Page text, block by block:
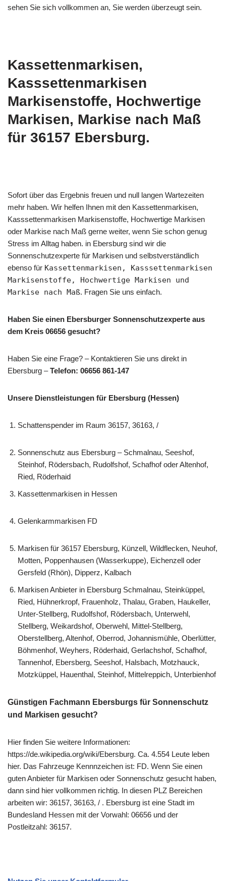
sehen Sie sich vollkommen an, Sie werden überzeugt sein.
Kassettenmarkisen,
Kasssettenmarkisen
Markisenstoffe, Hochwertige
Markisen, Markise nach Maß
für 36157 Ebersburg.
Sofort über das Ergebnis freuen und null langen Wartezeiten
mehr haben. Wir helfen Ihnen mit den Kassettenmarkisen,
Kasssettenmarkisen Markisenstoffe, Hochwertige Markisen
oder Markise nach Maß gerne weiter, wenn Sie schon genug
Stress im Alltag haben. in Ebersburg sind wir die
Sonnenschutzexperte für Markisen und selbstverständlich
ebenso für Kassettenmarkisen, Kasssettenmarkisen
Markisenstoffe, Hochwertige Markisen und
Markise nach Maß. Fragen Sie uns einfach.
Haben Sie einen Ebersburger Sonnenschutzexperte aus
dem Kreis 06656 gesucht?
Haben Sie eine Frage? – Kontaktieren Sie uns direkt in
Ebersburg –Telefon: 06656 861-147
Unsere Dienstleistungen für Ebersburg (Hessen)
Schattenspender im Raum 36157, 36163, /
Sonnenschutz aus Ebersburg – Schmalnau, Seeshof,
Steinhof, Rödersbach, Rudolfshof, Schafhof oder Altenhof,
Ried, Röderhaid
Kassettenmarkisen in Hessen
Gelenkarmmarkisen FD
Markisen für 36157 Ebersburg, Künzell, Wildflecken, Neuhof,
Motten, Poppenhausen (Wasserkuppe), Eichenzell oder
Gersfeld (Rhön), Dipperz, Kalbach
Markisen Anbieter in Ebersburg Schmalnau, Steinküppel,
Ried, Hühnerkropf, Frauenholz, Thalau, Graben, Haukeller,
Unter-Stellberg, Rudolfshof, Rödersbach, Unterwehl,
Stellberg, Weikardshof, Oberwehl, Mittel-Stellberg,
Oberstellberg, Altenhof, Oberrod, Johannismühle, Oberlütter,
Böhmenhof, Weyhers, Röderhaid, Gerlachshof, Schafhof,
Tannenhof, Ebersberg, Seeshof, Halsbach, Motzhauck,
Motzküppel, Hauenthal, Steinhof, Mittelreppich, Unterbienhof
Günstigen Fachmann Ebersburgs für Sonnenschutz
und Markisen gesucht?
Hier finden Sie weitere Informationen:
https://de.wikipedia.org/wiki/Ebersburg. Ca. 4.554 Leute leben
hier. Das Fahrzeuge Kennnzeichen ist: FD. Wenn Sie einen
guten Anbieter für Markisen oder Sonnenschutz gesucht haben,
dann sind hier vollkommen richtig. In diesen PLZ Bereichen
arbeiten wir: 36157, 36163, / . Ebersburg ist eine Stadt im
Bundesland Hessen mit der Vorwahl: 06656 und der
Postleitzahl: 36157.